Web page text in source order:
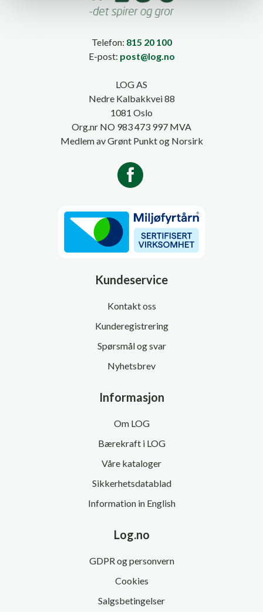
Telefon: 815 20 100
E-post: post@log.no
LOG AS
Nedre Kalbakkvei 88
1081 Oslo
Org.nr NO 983 473 997 MVA
Medlem av Grønt Punkt og Norsirk
Kundeservice
Kontakt oss
Kunderegistrering
Spørsmål og svar
Nyhetsbrev
Informasjon
Om LOG
Bærekraft i LOG
Våre kataloger
Sikkerhetsdatablad
Information in English
Log.no
GDPR og personvern
Cookies
Salgsbetingelser